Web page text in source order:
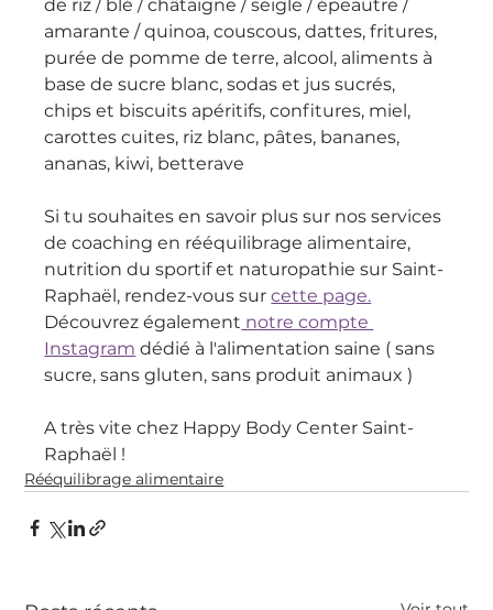
de riz / blé / châtaigne / seigle / épeautre /
amarante / quinoa, couscous, dattes, fritures,
purée de pomme de terre, alcool, aliments à
base de sucre blanc, sodas et jus sucrés,
chips et biscuits apéritifs, confitures, miel,
carottes cuites, riz blanc, pâtes, bananes,
ananas, kiwi, betterave
Si tu souhaites en savoir plus sur nos services
de coaching en rééquilibrage alimentaire,
nutrition du sportif et naturopathie sur Saint-
Raphaël, rendez-vous sur cette page.
Découvrez également notre compte
Instagram dédié à l'alimentation saine ( sans
sucre, sans gluten, sans produit animaux )
A très vite chez Happy Body Center Saint-
Raphaël !
Rééquilibrage alimentaire